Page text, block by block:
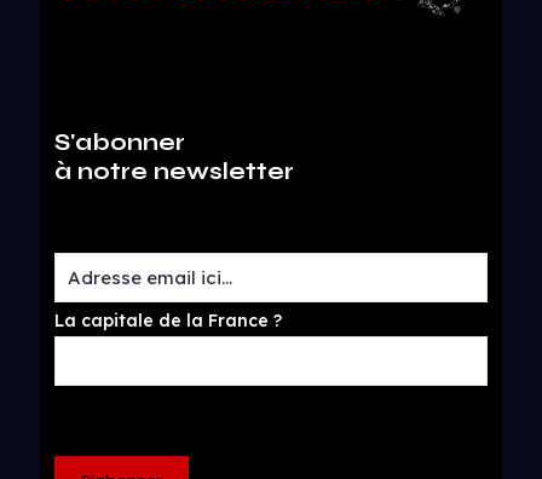
S'abonner
à notre newsletter
La capitale de la France ?